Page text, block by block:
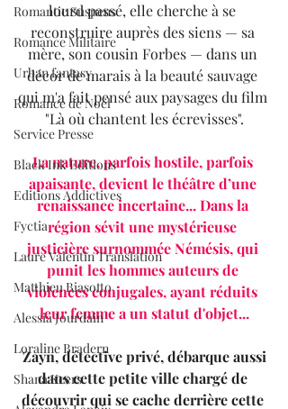
Romantic Suspens
Romance Militaire
Urban fantasy
Romance de Noël
Service Presse
Black Ink Editions
Editions Addictives
Fyctia
Laure Valentin Translation
Matthieu Biasotto
Alessia Jourdain
Loraline Bradern
Shana Keers
lourd passé, elle cherche à se
reconstruire auprès des siens — sa
mère, son cousin Forbes — dans un
décor de marais à la beauté sauvage
qui m'a fait pensé aux paysages du film
"Là où chantent les écrevisses".
La nature, parfois hostile, parfois
apaisante, devient le théâtre d’une
renaissance incertaine... Dans la
région sévit une mystérieuse
justicière surnommée Némésis, qui
punit les hommes auteurs de
violences conjugales, ayant réduits
leur femme a un statut d'objet...
Zayn, détective privé, débarque aussi
dans cette petite ville chargé de
découvrir qui se cache derrière cette